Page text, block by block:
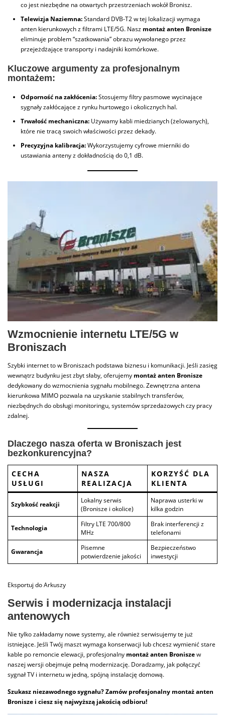
co jest niezbędne na otwartych przestrzeniach wokół Bronisz.
Telewizja Naziemna:Standard DVB-T2 w tej lokalizacji wymaga
anten kierunkowych z filtrami LTE/5G. Nasz montaż anten Bronisze
eliminuje problem “szatkowania” obrazu wywołanego przez
przejeżdżające transporty i nadajniki komórkowe.
Kluczowe argumenty za profesjonalnym
montażem:
Odporność na zakłócenia:Stosujemy filtry pasmowe wycinające
sygnały zakłócające z rynku hurtowego i okolicznych hal.
Trwałość mechaniczna: Używamy kabli miedzianych (żelowanych),
które nie tracą swoich właściwości przez dekady.
Precyzyjna kalibracja:Wykorzystujemy cyfrowe mierniki do
ustawiania anteny z dokładnością do 0,1 dB.
Wzmocnienie internetu LTE/5G w
Broniszach
Szybki internet to w Broniszach podstawa biznesu i komunikacji. Jeśli zasięg
wewnątrz budynku jest zbyt słaby, oferujemy montaż anten Bronisze
dedykowany do wzmocnienia sygnału mobilnego. Zewnętrzna antena
kierunkowa MIMO pozwala na uzyskanie stabilnych transferów,
niezbędnych do obsługi monitoringu, systemów sprzedażowych czy pracy
zdalnej.
Dlaczego nasza oferta w Broniszach jest
bezkonkurencyjna?
CECHA
USŁUGI
NASZA
REALIZACJA
KORZYŚĆ DLA
KLIENTA
Szybkość reakcji
Lokalny serwis
(Bronisze i okolice)
Naprawa usterki w
kilka godzin
Technologia
Filtry LTE 700/800
MHz
Brak interferencji z
telefonami
Gwarancja
Pisemne
potwierdzenie jakości
Bezpieczeństwo
inwestycji
Eksportuj do Arkuszy
Serwis i modernizacja instalacji
antenowych
Nie tylko zakładamy nowe systemy, ale również serwisujemy te już
istniejące. Jeśli Twój maszt wymaga konserwacji lub chcesz wymienić stare
kable po remoncie elewacji, profesjonalny montaż anten Broniszew
naszej wersji obejmuje pełną modernizację. Doradzamy, jak połączyć
sygnał TV i internetu w jedną, spójną instalację domową.
Szukasz niezawodnego sygnału? Zamów profesjonalny montaż anten
Bronisze i ciesz się najwyższą jakością odbioru!